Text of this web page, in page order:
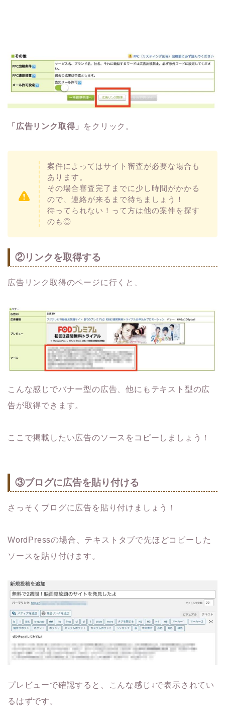
「広告リンク取得」 をクリック。
案件によってはサイト審査が必要な場合も
あります。
その場合審査完了までに少し時間がかかる
ので、連絡が来るまで待ちましょう！
待ってられない！って方は他の案件を探す
のも◎
②リンクを取得する
広告リンク取得のページに行くと、
こんな感じでバナー型の広告、他にもテキスト型の広
告が取得できます。
ここで掲載したい広告のソースをコピーしましょう！
③ブログに広告を貼り付ける
さっそくブログに広告を貼り付けましょう！
WordPressの場合、テキストタブで先ほどコピーした
ソースを貼り付けます。
プレビューで確認すると、こんな感じ↓で表示されてい
るはずです。